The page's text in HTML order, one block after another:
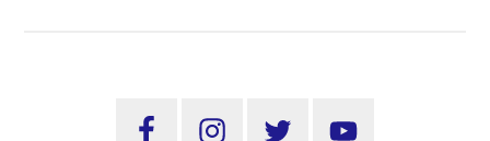
Lansia
Sidebar